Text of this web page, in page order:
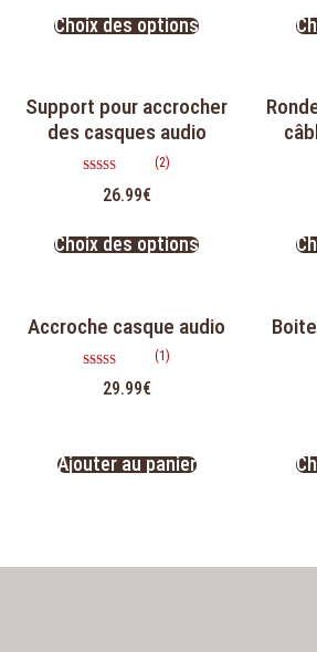
Choix des options
Support pour accrocher
des casques audio
5.00
(2)
26.99€
Choix des options
Accroche casque audio
5.00
(1)
29.99€
Ajouter au panier